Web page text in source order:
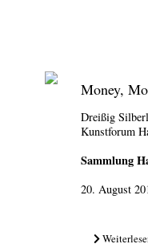
Money,
Dreißig
Kunstforum
Sammlung
20. August